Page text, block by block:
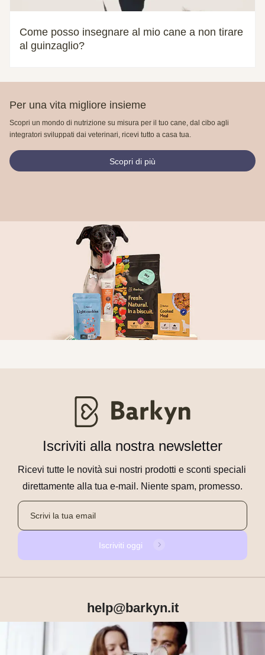
Come posso insegnare al mio cane a non tirare
al guinzaglio?
Per una vita migliore insieme
Scopri un mondo di nutrizione su misura per il tuo cane, dal cibo agli
integratori sviluppati dai veterinari, ricevi tutto a casa tua.
Scopri di più
Iscriviti alla nostra newsletter
Ricevi tutte le novità sui nostri prodotti e sconti speciali
direttamente alla tua e-mail. Niente spam, promesso.
Iscriviti oggi
help@barkyn.it